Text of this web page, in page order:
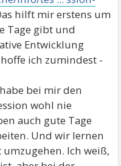
hilft mir erstens um
Tage gibt und
Entwicklung
ich zumindest -
bei mir den
wohl nie
auch gute Tage
Und wir lernen
Ich weiß,